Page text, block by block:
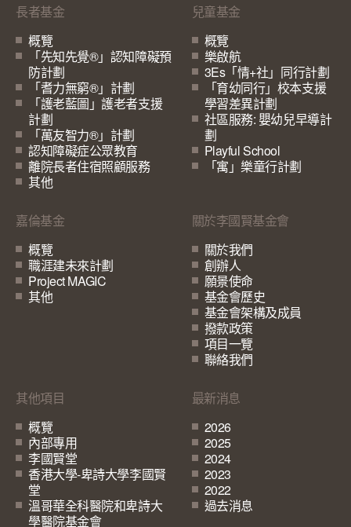
長者基金
概覽
「先知先覺®」認知障礙預
防計劃
「耆力無窮®」計劃
「護老藍圖」護老者支援
計劃
「萬友智力®」計劃
認知障礙症公眾教育
離院長者住宿照顧服務
其他
兒童基金
概覽
樂啟航
3Es「情+社」同行計劃
「育幼同行」校本支援
學習差異計劃
社區服務: 嬰幼兒早導計
劃
Playful School
「寓」樂童行計劃
嘉倫基金
概覽
職涯建未來計劃
Project MAGIC
其他
關於李國賢基金會
關於我們
創辦人
願景使命
基金會歷史
基金會架構及成員
撥款政策
項目一覽
聯絡我們
其他項目
概覽
內部專用
李國賢堂
香港大學-卑詩大學李國賢
堂
溫哥華全科醫院和卑詩大
學醫院基金會
最新消息
2026
2025
2024
2023
2022
過去消息